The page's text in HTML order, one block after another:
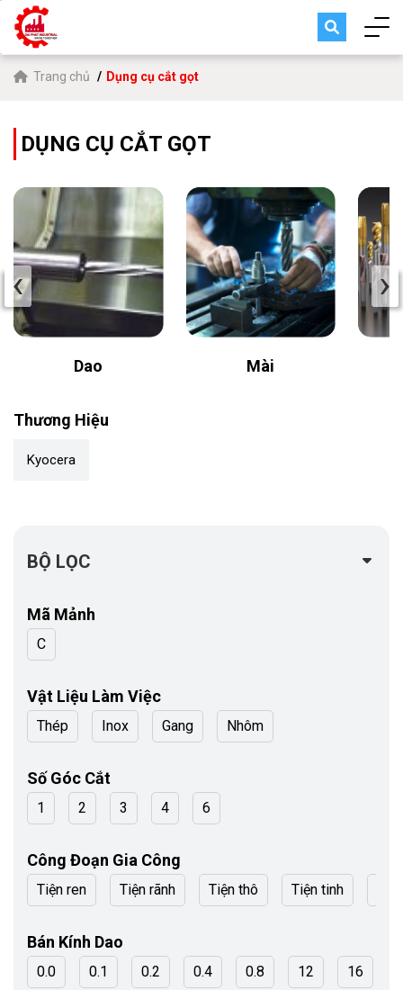
Trang chủ Dụng cụ cắt gọt
DỤNG CỤ CẮT GỌT
Dao Mài
‹ ›
Thương Hiệu
Kyocera
BỘ LỌC
Mã Mảnh
C
Vật Liệu Làm Việc
Thép Inox Gang Nhôm
Số Góc Cắt
1 2 3 4 6
Công Đoạn Gia Công
Tiện ren Tiện rãnh Tiện thô Tiện tinh
Bán Kính Dao
0.0 0.1 0.2 0.4 0.8 12 16